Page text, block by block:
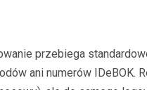
przebiega
ani numerów IDeBOK.